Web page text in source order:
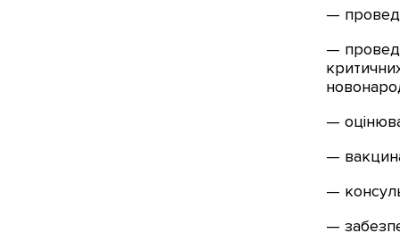
—
—
—
—
—
—